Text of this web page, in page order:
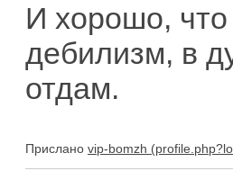
И хорошо, что
дебилизм, в
отдам.
Прислано vip-bomzh